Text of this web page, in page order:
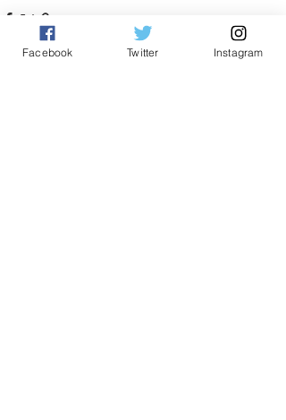
Facebook Twitter Instagram